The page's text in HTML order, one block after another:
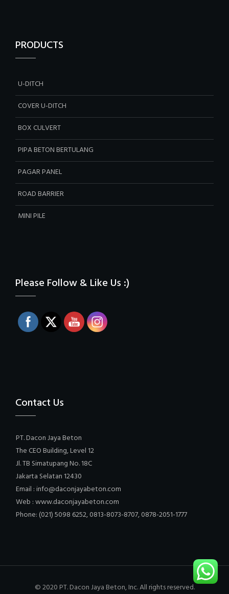
PRODUCTS
U-DITCH
COVER U-DITCH
BOX CULVERT
PIPA BETON BERTULANG
MINI PILE
Contact Us
PT. Dacon Jaya Beton
The CEO Building, Level 12
Phone: (021) 5098 6252, 0813-8073-8707, 0878-2051-1777